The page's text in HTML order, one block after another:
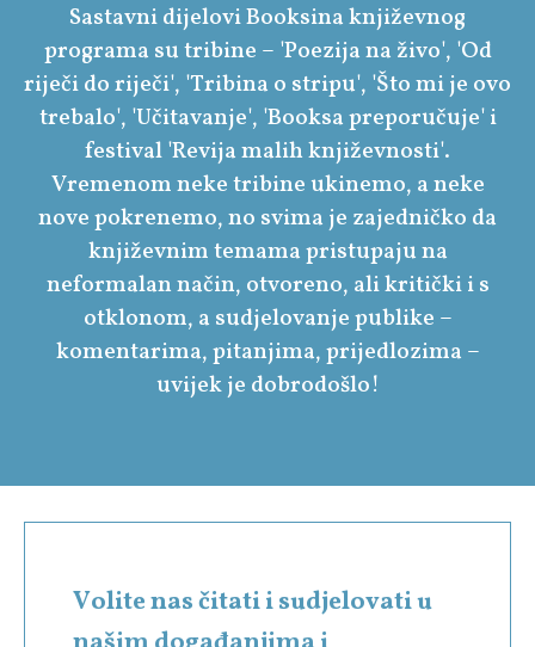
Sastavni dijelovi Booksina književnog
programa su tribine – 'Poezija na živo', 'Od
riječi do riječi', 'Tribina o stripu', 'Što mi je ovo
trebalo', 'Učitavanje', 'Booksa preporučuje' i
festival 'Revija malih književnosti'.
Vremenom neke tribine ukinemo, a neke
nove pokrenemo, no svima je zajedničko da
književnim temama pristupaju na
neformalan način, otvoreno, ali kritički i s
otklonom, a sudjelovanje publike –
komentarima, pitanjima, prijedlozima –
uvijek je dobrodošlo!
Volite nas čitati i sudjelovati u